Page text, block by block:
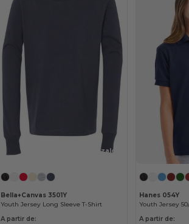
¡Personalízalo!
Bella+Canvas 3501Y
Youth Jersey Long Sleeve T-Shirt
A partir de:
Hanes 054Y
Youth Jersey
A partir de: